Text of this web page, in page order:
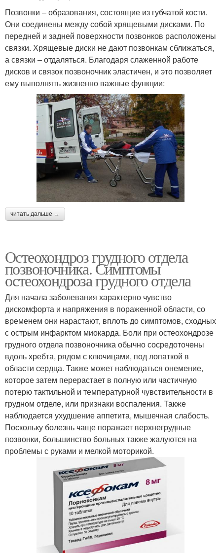
Позвонки – образования, состоящие из губчатой кости.
Они соединены между собой хрящевыми дисками. По
передней и задней поверхности позвонков расположены
связки. Хрящевые диски не дают позвонкам сближаться,
а связки – отдаляться. Благодаря слаженной работе
дисков и связок позвоночник эластичен, и это позволяет
ему выполнять жизненно важные функции:
читать дальше →
Остеохондроз грудного отдела
позвоночника. Симптомы
остеохондроза грудного отдела
Для начала заболевания характерно чувство
дискомфорта и напряжения в пораженной области, со
временем они нарастают, вплоть до симптомов, сходных
с острым инфарктом миокарда. Боли при остеохондрозе
грудного отдела позвоночника обычно сосредоточены
вдоль хребта, рядом с ключицами, под лопаткой в
области сердца. Также может наблюдаться онемение,
которое затем перерастает в полную или частичную
потерю тактильной и температурной чувствительности в
грудном отделе, или признаки воспаления. Также
наблюдается ухудшение аппетита, мышечная слабость.
Поскольку болезнь чаще поражает верхнегрудные
позвонки, большинство больных также жалуются на
проблемы с руками и мелкой моторикой.